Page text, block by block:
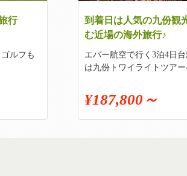
行
ルフも
到着日は人気の九份観
む近場の海外旅行♪
エバー航空で行く3泊4日
は九份トワイライトツア
¥187,800～